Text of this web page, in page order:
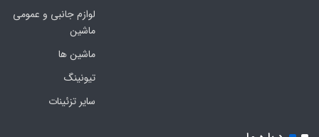
لوازم جانبی و عمومی
ماشین
ماشین ها
تیونینگ
سایر تزئینات